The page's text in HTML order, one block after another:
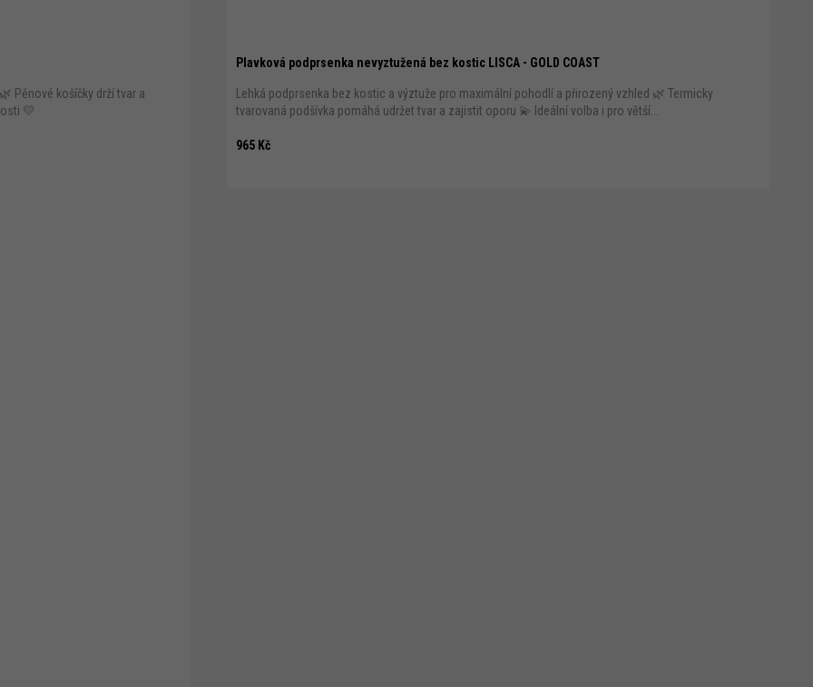
Pěnové košíčky drží tvar a
💛
Plavková podprsenka nevyztužená bez kostic LISCA - GOLD COAST
965 Kč
Lehká podprsenka bez kostic a výztuže pro maximální pohodlí a přirozený vzhled 🌿 Termicky
tvarovaná podšívka pomáhá udržet tvar a zajistit oporu 💫 Ideální volba i pro větší...